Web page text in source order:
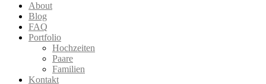
About
Blog
FAQ
Portfolio
Hochzeiten
Paare
Familien
Kontakt